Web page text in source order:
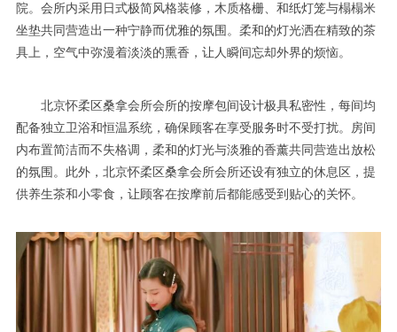
院。会所内采用日式极简风格装修，木质格栅、和纸灯笼与榻榻米
坐垫共同营造出一种宁静而优雅的氛围。柔和的灯光洒在精致的茶
具上，空气中弥漫着淡淡的熏香，让人瞬间忘却外界的烦恼。
北京怀柔区桑拿会所会所的按摩包间设计极具私密性，每间均
配备独立卫浴和恒温系统，确保顾客在享受服务时不受打扰。房间
内布置简洁而不失格调，柔和的灯光与淡雅的香薰共同营造出放松
的氛围。此外，北京怀柔区桑拿会所会所还设有独立的休息区，提
供养生茶和小零食，让顾客在按摩前后都能感受到贴心的关怀。